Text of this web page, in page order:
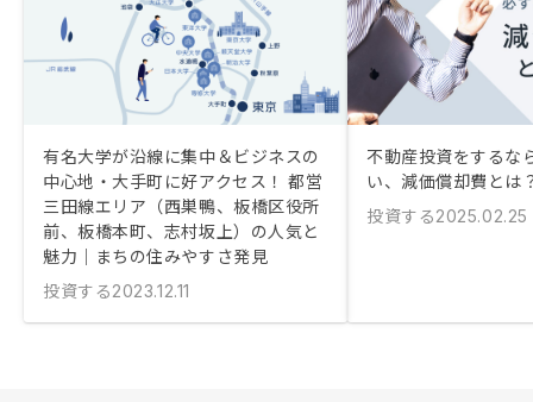
有名大学が沿線に集中＆ビジネスの
中心地・大手町に好アクセス！ 都営
三田線エリア（西巣鴨、板橋区役所
前、板橋本町、志村坂上）の人気と
魅力｜まちの住みやすさ発見
投資する2023.12.11
不動産投資をするな
い、減価償却費とは
投資する2025.02.25